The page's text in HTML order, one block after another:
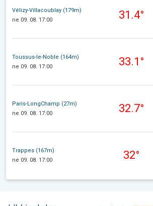
Vélizy-Villacoublay (179m)
ne 09. 08. 17:00
31.4°
Toussus-le-Noble (164m)
ne 09. 08. 17:00
33.1°
Paris-LongChamp (27m)
ne 09. 08. 17:00
32.7°
Trappes (167m)
ne 09. 08. 17:00
32°